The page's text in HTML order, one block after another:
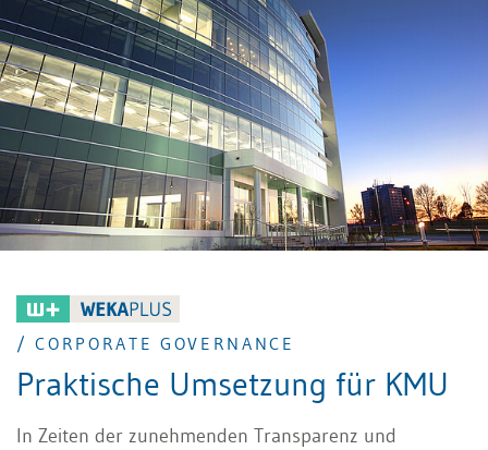
/ CORPORATE GOVERNANCE
Praktische Umsetzung für KMU
In Zeiten der zunehmenden Transparenz und